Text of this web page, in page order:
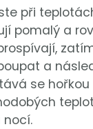
při
pomalý a
a
se